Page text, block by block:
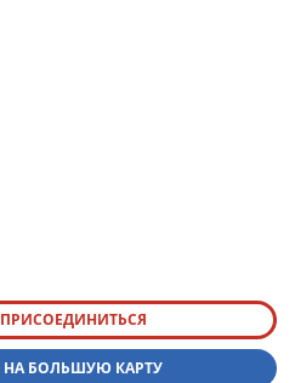
ПРИСОЕДИНИТЬСЯ
НА БОЛЬШУЮ КАРТУ